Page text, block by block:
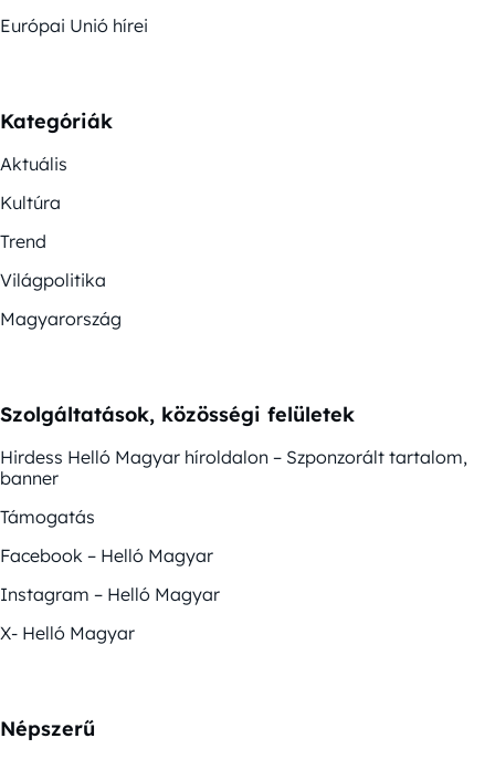
Európai Unió hírei
Kategóriák
Aktuális
Kultúra
Trend
Világpolitika
Magyarország
Szolgáltatások, közösségi felületek
Hirdess Helló Magyar híroldalon – Szponzorált tartalom,
banner
Támogatás
Facebook – Helló Magyar
Instagram – Helló Magyar
X- Helló Magyar
Népszerű